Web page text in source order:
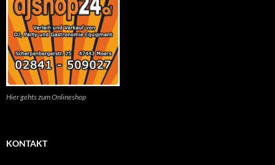
Hier gehts zum Onlineshop
KONTAKT